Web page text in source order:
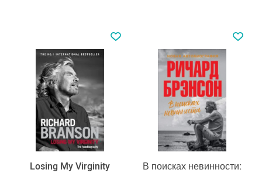
Losing My Virginity
В поисках невинности: